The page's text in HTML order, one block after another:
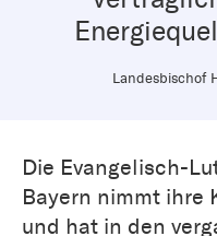
Landesbischof
Die Evangelisch-
Bayern nimmt ihre
und hat in den